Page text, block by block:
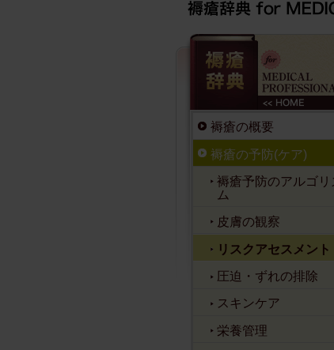
褥瘡の概要
褥瘡の予防(ケア)
褥瘡予防のアルゴリ
ム
皮膚の観察
リスクアセスメント
圧迫・ずれの排除
スキンケア
栄養管理